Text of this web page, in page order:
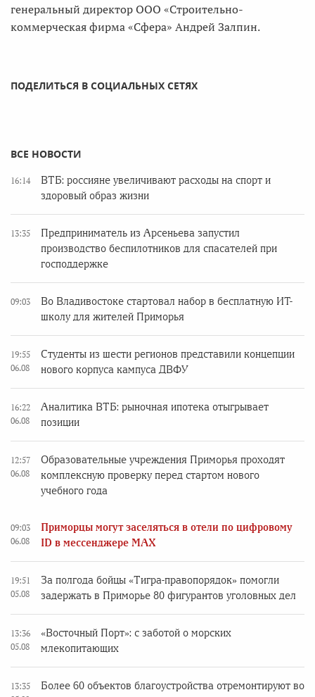
генеральный директор ООО «Строительно-
коммерческая фирма «Сфера» Андрей Залпин.
ПОДЕЛИТЬСЯ В СОЦИАЛЬНЫХ СЕТЯХ
ВСЕ НОВОСТИ
16:14
ВТБ: россияне увеличивают расходы на спорт и
здоровый образ жизни
13:35
Предприниматель из Арсеньева запустил
производство беспилотников для спасателей при
господдержке
09:03
Во Владивостоке стартовал набор в бесплатную ИТ-
школу для жителей Приморья
19:55
06.08
Студенты из шести регионов представили концепции
нового корпуса кампуса ДВФУ
16:22
06.08
Аналитика ВТБ: рыночная ипотека отыгрывает
позиции
12:57
06.08
Образовательные учреждения Приморья проходят
комплексную проверку перед стартом нового
учебного года
09:03
06.08
Приморцы могут заселяться в отели по цифровому
ID в мессенджере MAX
19:51
05.08
За полгода бойцы «Тигра-правопорядок» помогли
задержать в Приморье 80 фигурантов уголовных дел
13:36
05.08
«Восточный Порт»: с заботой о морских
млекопитающих
13:35
Более 60 объектов благоустройства отремонтируют во